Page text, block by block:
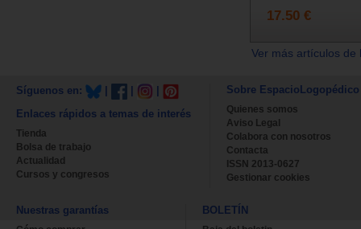
17.50 €
Ver más artículos
Síguenos en:
Enlaces rápidos a temas de interés
Tienda
Bolsa de trabajo
Actualidad
Cursos y congresos
Sobre EspacioLogopédico
Quienes somos
Aviso Legal
Colabora con nosotros
Contacta
ISSN 2013-0627
Gestionar cookies
Nuestras garantías BOLETÍN